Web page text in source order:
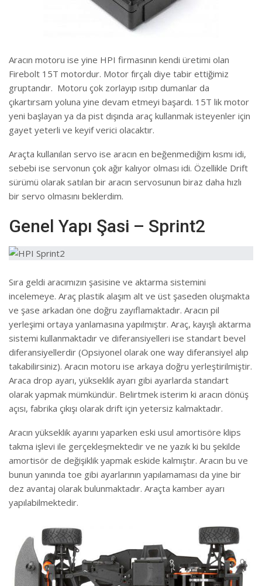
Aracın motoru ise yine HPI firmasının kendi üretimi olan
Firebolt 15T motordur. Motor fırçalı diye tabir ettiğimiz
gruptandır. Motoru çok zorlayıp ısıtıp dumanlar da
çıkartırsam yoluna yine devam etmeyi başardı. 15T lik motor
yeni başlayan ya da pist dışında araç kullanmak isteyenler için
gayet yeterli ve keyif verici olacaktır.
Araçta kullanılan servo ise aracın en beğenmediğim kısmı idi,
sebebi ise servonun çok ağır kalıyor olması idi. Özellikle Drift
sürümü olarak satılan bir aracın servosunun biraz daha hızlı
bir servo olmasını beklerdim.
Genel Yapı Şasi – Sprint2
Sıra geldi aracımızın şasisine ve aktarma sistemini
incelemeye. Araç plastik alaşım alt ve üst şaseden oluşmakta
ve şase arkadan öne doğru zayıflamaktadır. Aracın pil
yerleşimi ortaya yanlamasına yapılmıştır. Araç, kayışlı aktarma
sistemi kullanmaktadır ve diferansiyelleri ise standart bevel
diferansiyellerdir (Opsiyonel olarak one way diferansiyel alıp
takabilirsiniz). Aracın motoru ise arkaya doğru yerleştirilmiştir.
Araca drop ayarı, yükseklik ayarı gibi ayarlarda standart
olarak yapmak mümkündür. Belirtmek isterim ki aracın dönüş
açısı, fabrika çıkışı olarak drift için yetersiz kalmaktadır.
Aracın yükseklik ayarını yaparken eski usul amortisöre klips
takma işlevi ile gerçekleşmektedir ve ne yazık ki bu şekilde
amortisör de değişiklik yapmak eskide kalmıştır. Aracın bu ve
bunun yanında toe gibi ayarlarının yapılamaması da yine bir
dez avantaj olarak bulunmaktadır. Araçta kamber ayarı
yapılabilmektedir.